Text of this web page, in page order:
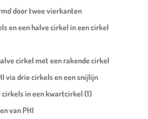
door twee vierkanten
en een halve cirkel in een cirkel
cirkel met een rakende cirkel
via drie cirkels en een snijlijn
in een kwartcirkel (1)
van PHI